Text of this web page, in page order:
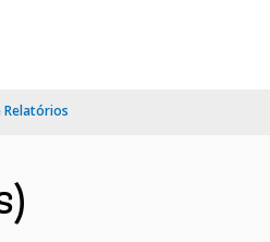
Relatórios